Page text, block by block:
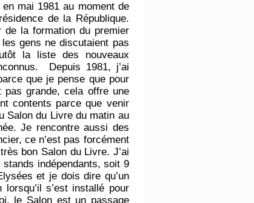
mai 1981 au moment de
de la République.
de la formation du premier
gens ne discutaient pas
la liste des nouveaux
Depuis 1981, j’ai
que je pense que pour
pas grande, cela offre une
contents parce que venir
Salon du Livre du matin au
Je rencontre aussi des
ce n’est pas forcément
bon Salon du Livre. J’ai
indépendants, soit 9
et je dois dire qu’un
s’est installé pour
le Salon est un passage